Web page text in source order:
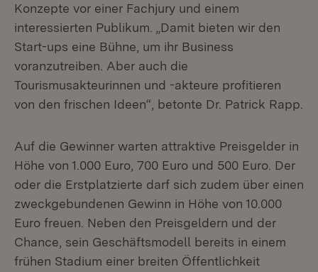
Konzepte vor einer Fachjury und einem
interessierten Publikum. „Damit bieten wir den
Start-ups eine Bühne, um ihr Business
voranzutreiben. Aber auch die
Tourismusakteurinnen und -akteure profitieren
von den frischen Ideen“, betonte Dr. Patrick Rapp.
Auf die Gewinner warten attraktive Preisgelder in
Höhe von 1.000 Euro, 700 Euro und 500 Euro. Der
oder die Erstplatzierte darf sich zudem über einen
zweckgebundenen Gewinn in Höhe von 10.000
Euro freuen. Neben den Preisgeldern und der
Chance, sein Geschäftsmodell bereits in einem
frühen Stadium einer breiten Öffentlichkeit